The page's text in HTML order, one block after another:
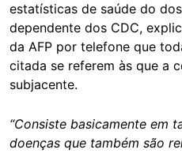
estatísticas de saúde do
dependente dos CDC,
da AFP por telefone que
citada se referem às que a
subjacente.
“Consiste basicamente em
doenças que também são